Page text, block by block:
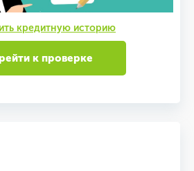
кредитную историю
к проверке